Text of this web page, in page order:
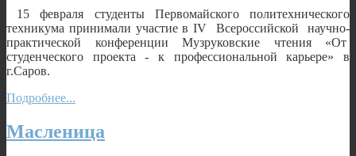
15 февраля студенты Первомайского политехнического
техникума принимали участие в IV Всероссийской научно-
практической конференции Музруковские чтения «От
студенческого проекта - к профессиональной карьере» в
г.Саров.
Подробнее...
Масленица